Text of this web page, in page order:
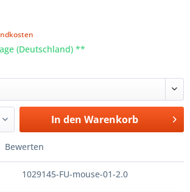
(Deutschland) **
In den Warenkorb
Bewerten
1029145-FU-mouse-01-2.0